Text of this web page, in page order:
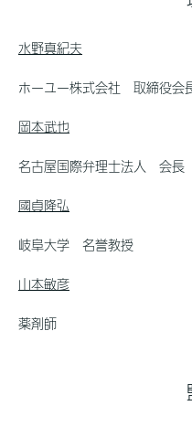
水野真紀夫
ホーユー株式会社 取締役会
岡本武也
名古屋国際弁理士法人 会長
國貞隆弘
岐阜大学 名誉教授
山本敏彦
薬剤師